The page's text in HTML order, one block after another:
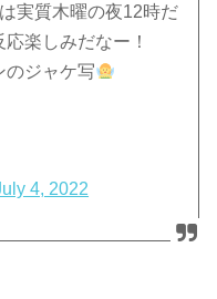
実質木曜の夜12時だ
楽しみだなー！
のジャケ写
4, 2022